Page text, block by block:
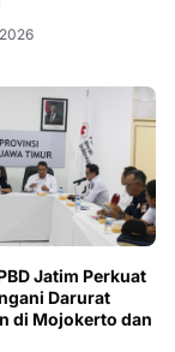
Jatim Perkuat
Darurat
di Mojokerto dan